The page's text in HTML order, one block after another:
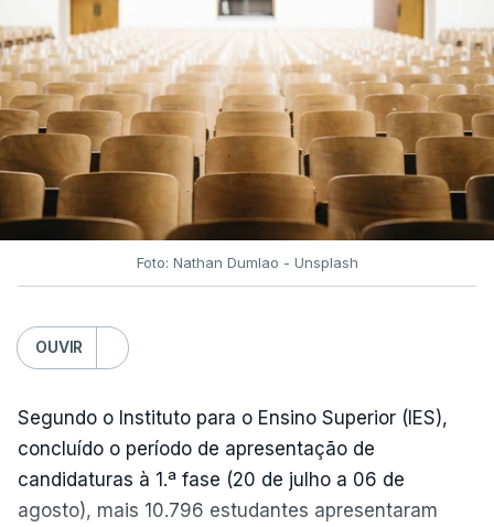
fecho do estreito de Ormuz, os preços dos
combustíveis desceram durante o cessar-fogo
entre Washington e Teerão.
No entanto, com o retomar do conflito, as últimas
semanas têm sido marcadas por uma subida
acentuada, tendência que deverá ser revertida na
próxima semana.
c/Lusa
Foto: Nathan Dumlao - Unsplash
OUVIR
Segundo o Instituto para o Ensino Superior (IES),
concluído o período de apresentação de
candidaturas à 1.ª fase (20 de julho a 06 de
agosto), mais 10.796 estudantes apresentaram